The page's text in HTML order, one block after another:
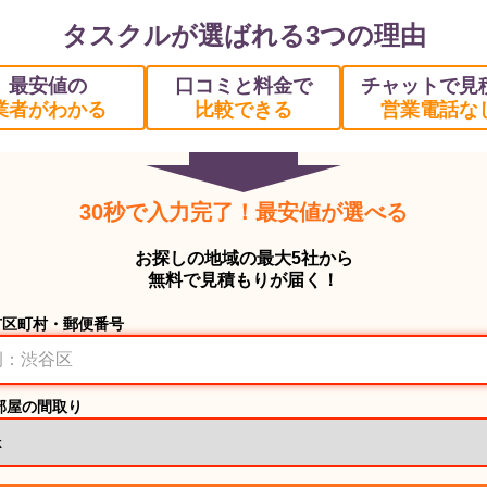
タスクルが選ばれる3つの理由
最安値の
者がわかる
口コミと料金で
比較できる
チャットで見
営業電話な
30秒で入力完了！最安値が選べる
お探しの地域の最大5社から
無料で見積もりが届く！
町村・郵便番号
の間取り